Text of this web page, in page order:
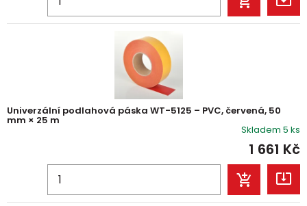
Univerzální podlahová páska WT-5125 – PVC, červená, 50
mm × 25 m
Skladem 5 ks
1 661 Kč